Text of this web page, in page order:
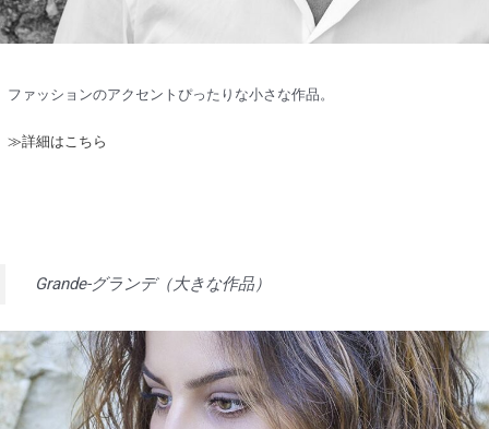
ファッションのアクセントぴったりな小さな作品。
≫詳細はこちら
Grande-グランデ（大きな作品）